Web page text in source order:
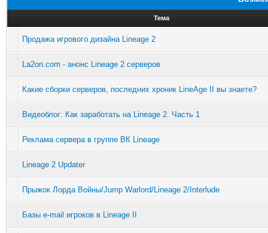
Тема
Продажа игрового дизайна Lineage 2
La2on.com - анонс Lineage 2 серверов
Какие сборки серверов, последних хроник LineAge II вы знаете?
Видеоблог: Как заработать на Lineage 2. Часть 1
Реклама сервера в группе ВК Lineage
Lineage 2 Updater
Прыжок Лорда Войны/Jump Warlord/Lineage 2/Interlude
Базы e-mail игроков в Lineage II